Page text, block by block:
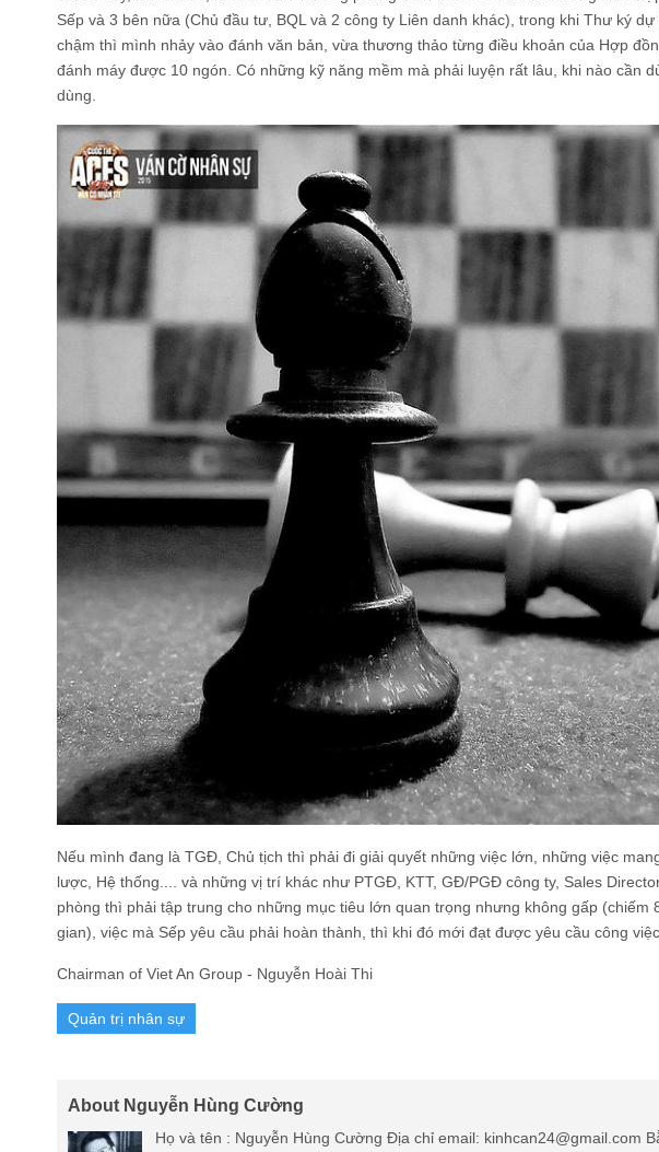
Sếp và 3 bên nữa (Chủ đầu tư, BQL và 2 công ty Liên danh khác), trong khi Thư ký
chậm thì mình nhảy vào đánh văn bản, vừa thương thảo từng điều khoản của Hợp
đánh máy được 10 ngón. Có những kỹ năng mềm mà phải luyện rất lâu, khi nào cần
dùng.
Nếu mình đang là TGĐ, Chủ tịch thì phải đi giải quyết những việc lớn, những việc
lược, Hệ thống.... và những vị trí khác như PTGĐ, KTT, GĐ/PGĐ công ty, Sales
phòng thì phải tập trung cho những mục tiêu lớn quan trọng nhưng không gấp (chiếm
gian), việc mà Sếp yêu cầu phải hoàn thành, thì khi đó mới đạt được yêu cầu công việc.
Chairman of Viet An Group - Nguyễn Hoài Thi
Quản trị nhân sự
About Nguyễn Hùng Cường
Họ và tên : Nguyễn Hùng Cường Địa chỉ email: kinhcan24@gmail.com